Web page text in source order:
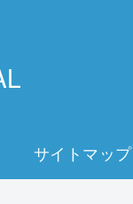
サイトマップ